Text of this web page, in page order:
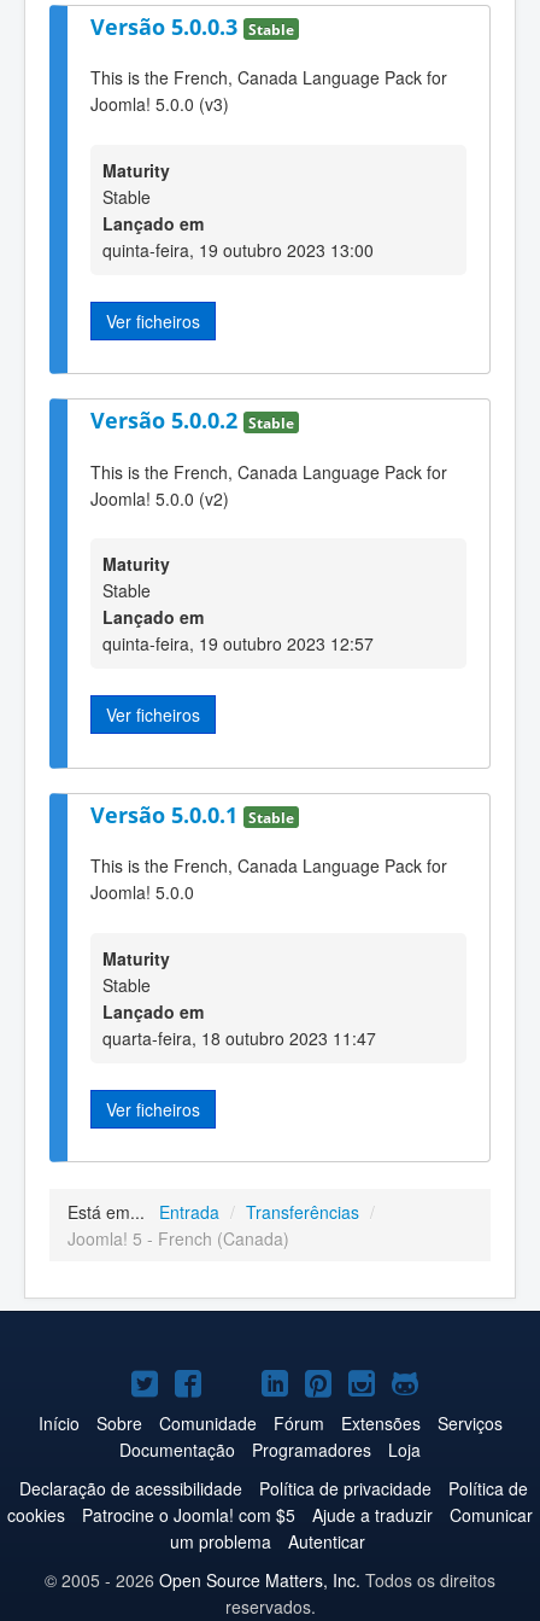
Versão 5.0.0.3 Stable
This is the French, Canada Language Pack for
Joomla! 5.0.0 (v3)
Maturity
Stable
Lançado em
quinta-feira, 19 outubro 2023 13:00
Ver ficheiros
Versão 5.0.0.2 Stable
This is the French, Canada Language Pack for
Joomla! 5.0.0 (v2)
Maturity
Stable
Lançado em
quinta-feira, 19 outubro 2023 12:57
Ver ficheiros
Versão 5.0.0.1 Stable
This is the French, Canada Language Pack for
Joomla! 5.0.0
Maturity
Stable
Lançado em
quarta-feira, 18 outubro 2023 11:47
Ver ficheiros
Está em... Entrada / Transferências /
Joomla! 5 - French (Canada)
Joomla!
no
Twitter
Joomla!
no
Facebook
Joomla!
no
YouTube
Joomla!
no
LinkedIn
Joomla!
no
Pinterest
Joomla!
no
Instagram
Joomla!
no
GitHub
Início Sobre Comunidade Fórum Extensões
Serviços
Documentação
Programadores
Loja
Declaração de acessibilidade
Política de privacidade
Política de
cookies
Patrocine o Joomla! com $5 Ajude a traduzir
Comunicar
um problema
Autenticar
© 2005 - 2026 Open Source Matters, Inc. Todos os direitos
reservados.